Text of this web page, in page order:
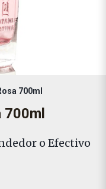
700ml
o Efectivo